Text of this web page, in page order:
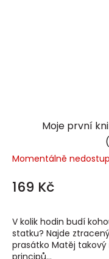
Moje první
Momentálně
169 Kč
V kolik hodin budí
statku? Najde
prasátko Matěj takový